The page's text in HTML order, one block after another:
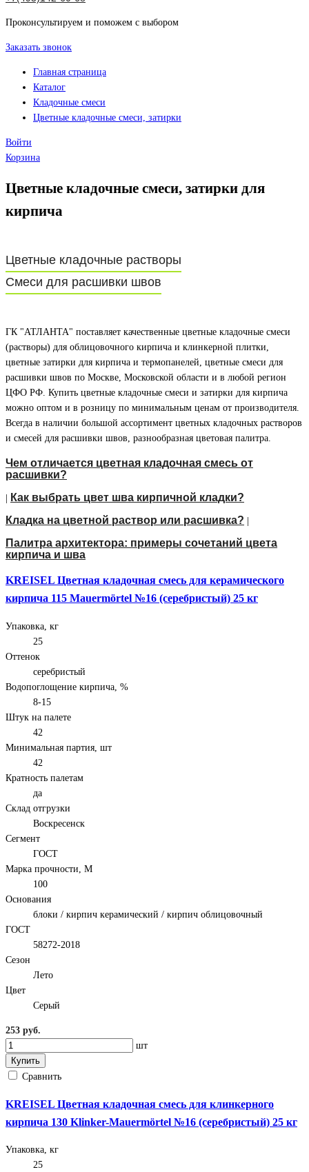
Проконсультируем и поможем с выбором
Заказать звонок
Главная страница
Каталог
Кладочные смеси
Цветные кладочные смеси, затирки
Войти
Корзина
Цветные кладочные смеси, затирки для
кирпича
Цветные кладочные растворы
Смеси для расшивки швов
ГК "АТЛАНТА" поставляет качественные цветные кладочные смеси
(растворы) для облицовочного кирпича и клинкерной плитки,
цветные затирки для кирпича и термопанелей, цветные смеси для
расшивки швов по Москве, Московской области и в любой регион
ЦФО РФ. Купить цветные кладочные смеси и затирки для кирпича
можно оптом и в розницу по минимальным ценам от производителя.
Всегда в наличии большой ассортимент цветных кладочных растворов
и смесей для расшивки швов, разнообразная цветовая палитра.
Чем отличается цветная кладочная смесь от
расшивки?
Как выбрать цвет шва кирпичной кладки?
Кладка на цветной раствор или расшивка?
Палитра архитектора: примеры сочетаний цвета
кирпича и шва
KREISEL Цветная кладочная смесь для керамического
кирпича 115 Mauermörtel №16 (серебристый) 25 кг
Упаковка, кг
25
Оттенок
серебристый
Водопоглощение кирпича, %
8-15
Штук на палете
42
Минимальная партия, шт
42
Кратность палетам
да
Склад отгрузки
Воскресенск
Сегмент
ГОСТ
Марка прочности, М
100
Основания
блоки / кирпич керамический / кирпич облицовочный
ГОСТ
58272-2018
Сезон
Лето
Цвет
Серый
253 руб.
шт
Купить
Сравнить
KREISEL Цветная кладочная смесь для клинкерного
кирпича 130 Klinker-Mauermörtel №16 (серебристый) 25 кг
Упаковка, кг
25